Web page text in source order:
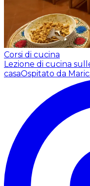
Corsi di cucina
Lezione di cucina
casaOspitato da